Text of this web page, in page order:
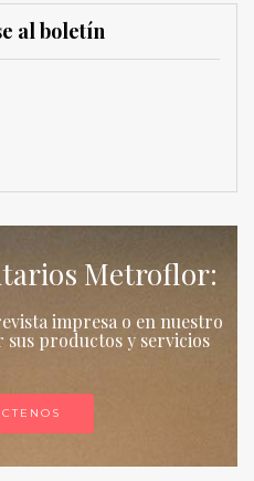
al boletín
Metroflor:
impresa o en nuestro
sus productos y servicios